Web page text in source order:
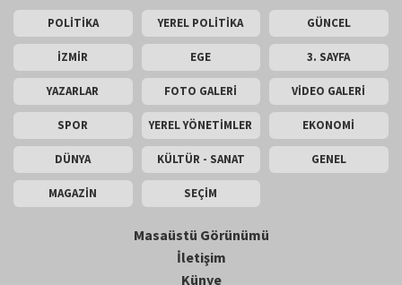
POLİTİKA YEREL POLİTİKA GÜNCEL
İZMİR EGE 3. SAYFA
YAZARLAR FOTO GALERİ VİDEO GALERİ
SPOR YEREL YÖNETİMLER EKONOMİ
DÜNYA KÜLTÜR - SANAT GENEL
MAGAZİN SEÇİM
Masaüstü Görünümü
İletişim
Künye